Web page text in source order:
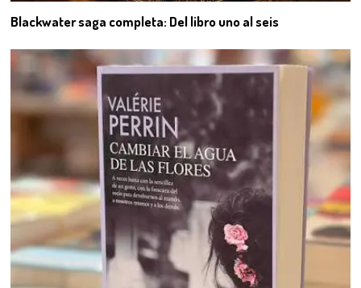
Blackwater saga completa: Del libro uno al seis